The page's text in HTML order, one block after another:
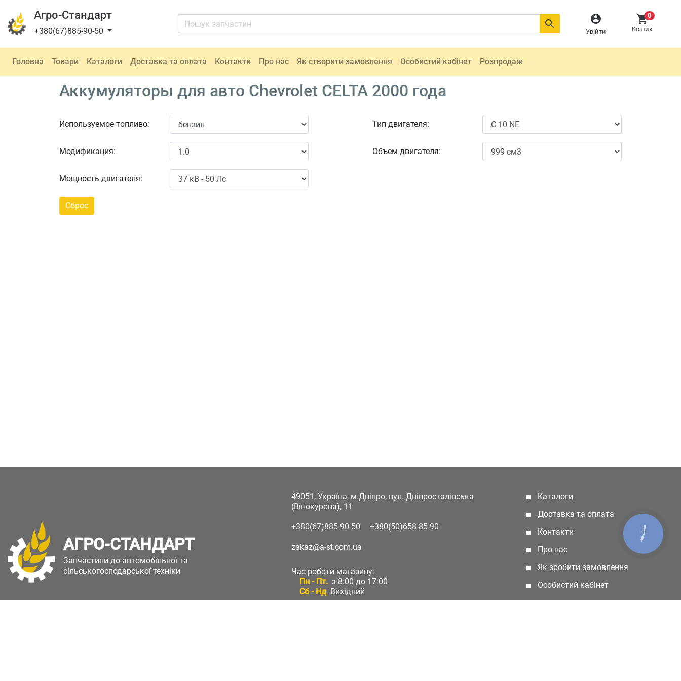
Агро-Стандарт
+380(67)885-90-50

Увійти
0
Кошик

Головна Товари Каталоги Доставка та оплата Контакти Про нас Як створити замовлення Особистий кабінет Розпродаж
Аккумуляторы для авто Chevrolet CELTA 2000 года
Используемое топливо:
Модификация:
Мощность двигателя:
Тип двигателя:
Объем двигателя:
АГРО-СТАНДАРТ
Запчастини до автомобільної та
сільськогосподарської техніки
49051, Україна, м.Дніпро, вул. Дніпросталівська
(Вінокурова), 11
+380(67)885-90-50 +380(50)658-85-90
zakaz@a-st.com.ua
Час роботи магазину:
Пн - Пт. з 8:00 до 17:00
Сб - Нд Вихідний
Каталоги
Доставка та оплата
Контакти
Про нас
Як зробити замовлення
Особистий кабінет
КНОПКА
ЗВ'ЯЗКУ